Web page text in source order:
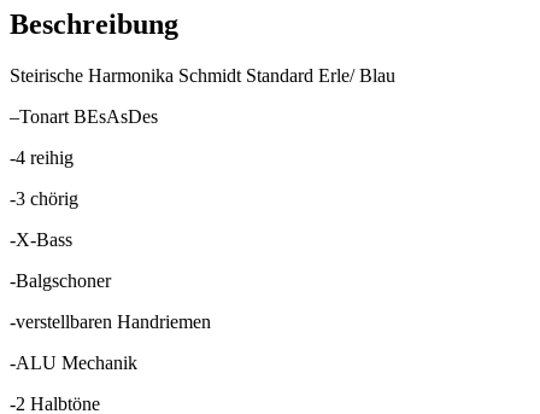
Beschreibung
Steirische Harmonika Schmidt Standard Erle/ Blau
–Tonart BEsAsDes
-4 reihig
-3 chörig
-X-Bass
-Balgschoner
-verstellbaren Handriemen
-ALU Mechanik
-2 Halbtöne